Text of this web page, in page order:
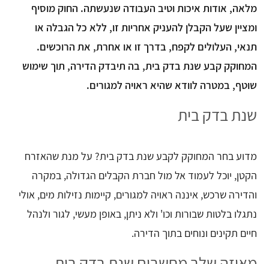
מלאה, אודות איכות וטיב העבודה שנעשתה. החוק מוסיף
ומציין שעל הקבלן להעניק אחריות זו, ללא כל הגבלה או
תנאי, העלולים לקפח, בדרך זו או אחרת, את הרוכשים.
המחוקק קבע שנת בדק בית, בה תיבדק הדירה, תוך שימוש
שוטף, במטרה לוודא שהיא ראויה למגורים.
שנת בדק בית
מדוע בחר המחוקק לקבע שנת בדק בית? על מנת שהאזרח
הקטן, יוכל לעמוד אל מול חברת הקבלים הגדולה, במקרה
והדירה שרכש, איננה ראויה למגורים, קיימות נזילות מים, אולי
נתגלו בלטות שבורות וכו' ולא ניתן, באופן מעשי, לגור ולנהל
חיים תקינים ונוחים בתוך הדירה.